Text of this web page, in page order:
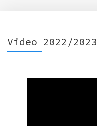
Video 2022/2023